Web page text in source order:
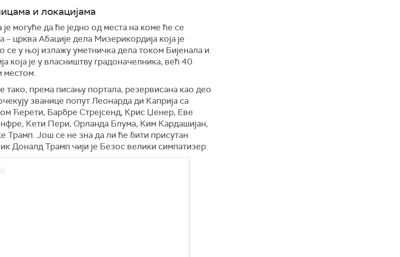
и локацијама
је могуће да ће једно од места на коме ће се
– црква Абације дела Мизерикордија која је
се у њој излажу уметничка дела током Бијенала и
која је у власништву градоначелника, већ 40
местом.
тако, према писању портала, резервисана као део
званице попут Леонарда ди Каприја са
Ћерети, Барбре Стрејсенд, Крис Џенер, Еве
Кети Пери, Орланда Блума, Ким Кардашијан,
Трамп. Још се не зна да ли ће бити присутан
Доналд Трамп чији је Безос велики симпатизер.